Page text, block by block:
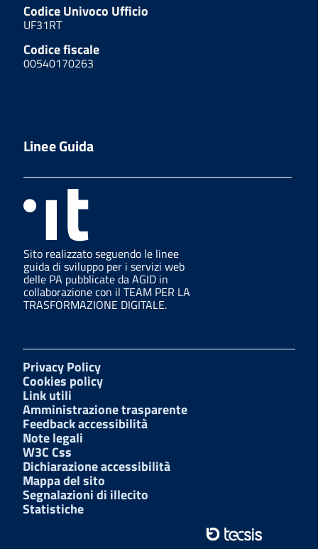
Codice Univoco Ufficio
UF31RT
Codice fiscale
00540170263
Linee Guida
Sito realizzato seguendo le linee
guida di sviluppo per i servizi web
delle PA pubblicate da AGID in
collaborazione con il TEAM PER LA
TRASFORMAZIONE DIGITALE.
Privacy Policy
Cookies policy
Link utili
Amministrazione trasparente
Feedback accessibilità
Note legali
W3C Css
Dichiarazione accessibilità
Mappa del sito
Segnalazioni di illecito
Statistiche